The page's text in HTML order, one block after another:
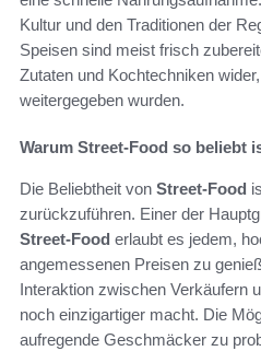
Kultur und den Traditionen der
Speisen sind meist frisch
Zutaten und Kochtechniken
weitergegeben wurden.
Warum Street-Food so beliebt
Die Beliebtheit von Street-Food
zurückzuführen. Einer der
Street-Food erlaubt es jedem,
angemessenen Preisen zu
Interaktion zwischen Verkäufern
noch einzigartiger macht. Die
aufregende Geschmäcker zu